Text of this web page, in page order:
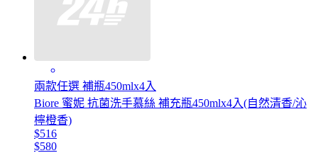
兩款任選 補瓶450mlx4入
Biore 蜜妮 抗菌洗手慕絲 補充瓶450mlx4入(自然清香/沁
檸橙香)
$516
$580